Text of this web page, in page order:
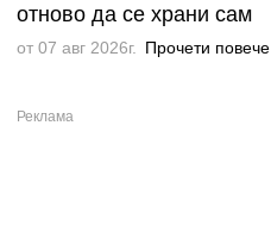
отново да се храни сам
от 07 авг 2026г. Прочети повече